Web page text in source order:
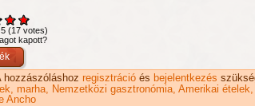
5 (17 votes)
kapott?
con Carne recept tartalommal kapcsolatosan
hozzászóláshoz regisztráció és bejelentkezés
marha Nemzetközi gasztronómia Amerikai ételek
Ancho